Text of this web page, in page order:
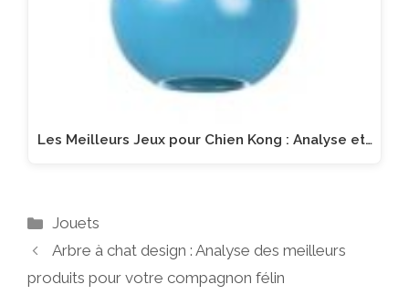
Les Meilleurs Jeux pour Chien Kong : Analyse et…
Catégories
Jouets
Arbre à chat design : Analyse des meilleurs
produits pour votre compagnon félin